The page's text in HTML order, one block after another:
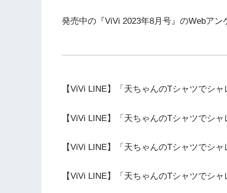
発売中の『ViVi 2023年8月号』のWebア
【ViVi LINE】「天ちゃんのTシャツでシ
【ViVi LINE】「天ちゃんのTシャツでシ
【ViVi LINE】「天ちゃんのTシャツでシ
【ViVi LINE】「天ちゃんのTシャツでシ